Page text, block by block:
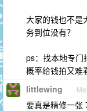
大家的钱也不是
务到位没有？
ps：找本地专门
概率给钱拍又难
littlewing
要真是精修一张